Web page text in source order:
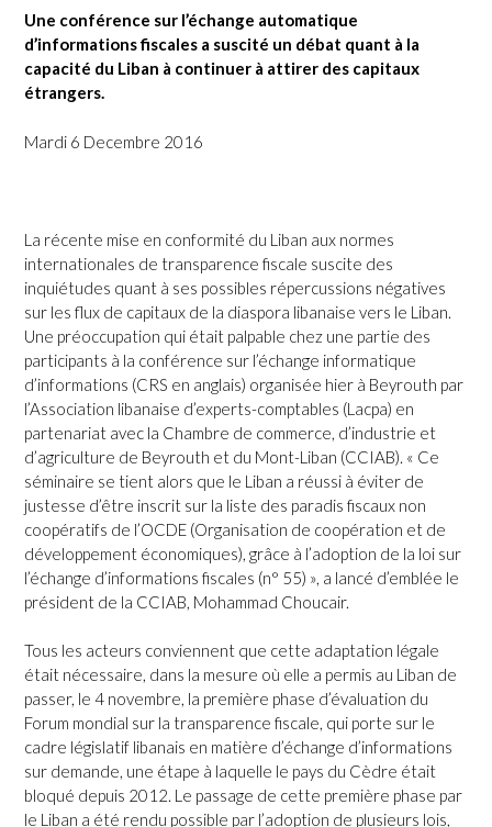
Une conférence sur l’échange automatique
d’informations fiscales a suscité un débat quant à la
capacité du Liban à continuer à attirer des capitaux
étrangers.
Mardi 6 Decembre 2016
La récente mise en conformité du Liban aux normes
internationales de transparence fiscale suscite des
inquiétudes quant à ses possibles répercussions négatives
sur les flux de capitaux de la diaspora libanaise vers le Liban.
Une préoccupation qui était palpable chez une partie des
participants à la conférence sur l’échange informatique
d’informations (CRS en anglais) organisée hier à Beyrouth par
l’Association libanaise d’experts-comptables (Lacpa) en
partenariat avec la Chambre de commerce, d’industrie et
d’agriculture de Beyrouth et du Mont-Liban (CCIAB). « Ce
séminaire se tient alors que le Liban a réussi à éviter de
justesse d’être inscrit sur la liste des paradis fiscaux non
coopératifs de l’OCDE (Organisation de coopération et de
développement économiques), grâce à l’adoption de la loi sur
l’échange d’informations fiscales (n° 55) », a lancé d’emblée le
président de la CCIAB, Mohammad Choucair.
Tous les acteurs conviennent que cette adaptation légale
était nécessaire, dans la mesure où elle a permis au Liban de
passer, le 4 novembre, la première phase d’évaluation du
Forum mondial sur la transparence fiscale, qui porte sur le
cadre législatif libanais en matière d’échange d’informations
sur demande, une étape à laquelle le pays du Cèdre était
bloqué depuis 2012. Le passage de cette première phase par
le Liban a été rendu possible par l’adoption de plusieurs lois,